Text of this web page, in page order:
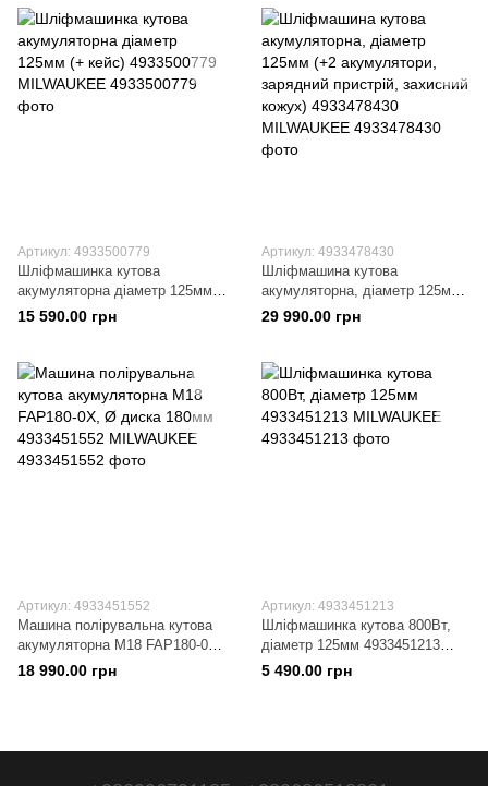
Артикул: 4933500779
Шліфмашинка кутова
акумуляторна діаметр 125мм
(+ кейс) 4933500779
MILWAUKEE
15 590.00 грн
Артикул: 4933478430
Шліфмашина кутова
акумуляторна, діаметр 125мм
(+2 акумулятори, зарядний
пристрій, захисний кожух)
29 990.00 грн
Артикул: 4933451552
Машина полірувальна кутова
акумуляторна M18 FAP180-0X,
Ø диска 180мм 4933451552
MILWAUKEE
18 990.00 грн
Артикул: 4933451213
Шліфмашинка кутова 800Вт,
діаметр 125мм 4933451213
MILWAUKEE
5 490.00 грн